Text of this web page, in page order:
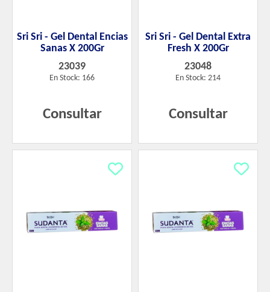
Sri Sri - Gel Dental Encias
Sanas X 200Gr
23039
En Stock: 166
Consultar
Sri Sri - Gel Dental Extra
Fresh X 200Gr
23048
En Stock: 214
Consultar